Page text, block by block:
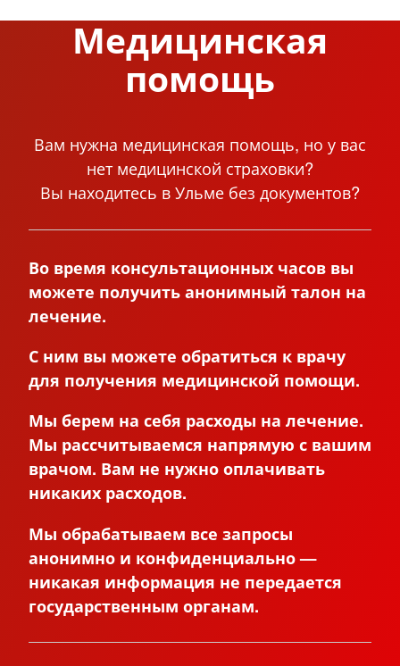
Медицинская
помощь
Вам нужна медицинская помощь, но у вас
нет медицинской страховки?
Вы находитесь в Ульме без документов?
Во время консультационных часов вы
можете получить анонимный талон на
лечение.
С ним вы можете обратиться к врачу
для получения медицинской помощи.
Мы берем на себя расходы на лечение.
Мы рассчитываемся напрямую с вашим
врачом. Вам не нужно оплачивать
никаких расходов.
Мы обрабатываем все запросы
анонимно и конфиденциально —
никакая информация не передается
государственным органам.